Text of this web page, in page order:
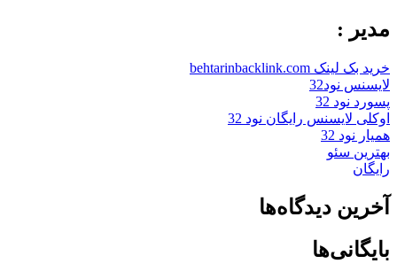
مدیر :
خرید بک لینک behtarinbacklink.com
لایسنس نود32
پسورد نود 32
اوکلی لایسنس رایگان نود 32
همیار نود 32
بهترین سئو
رایگان
آخرین دیدگاه‌ها
بایگانی‌ها